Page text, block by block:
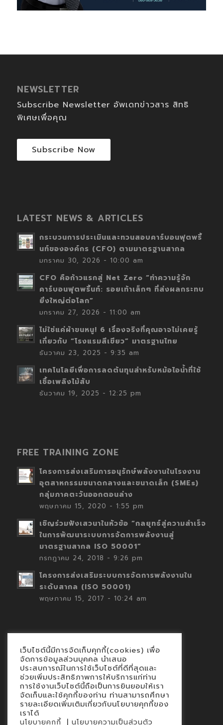
NEWSLETTER
Subscribe Newsletter อัพเดทข่าวสาร สิทธิ
พิเศษเพื่อคุณ
Subscribe Now
LATEST NEWS & ARTICLES
กระบวนการประเมินและทวนสอบคาร์บอนฟุตพริ้
นท์ขององค์กร (CFO) ตามมาตรฐานสากล
มกราคม 30, 2026 - 10:00 am
CFO คือก้าวแรกสู่ Net Zero “ทำความรู้จัก
คาร์บอนฟุตพริ้นท์: รอยเท้าเล็กๆ ที่ส่งผลกระทบ
ยิ่งใหญ่ต่อโลก”
มกราคม 27, 2026 - 11:00 am
ไม่ใช่แค่ผ้าขนหนู! 6 เรื่องจริงที่คุณอาจไม่เคยรู้
เกี่ยวกับ “โรงแรมสีเขียว” มาตรฐานไทย
ธันวาคม 23, 2025 - 9:35 am
เทคโนโลยีเพื่อการลดต้นทุนสำหรับหม้อไอน้ำที่ใช้
เชื้อเพลิงไม้สับ
ธันวาคม 19, 2025 - 12:25 pm
FREE TRAINING ZONE
โครงการส่งเสริมการอนุรักษ์พลังงานในโรงงาน
อุตสาหกรรมขนาดกลางและขนาดเล็ก (SMEs)
กลุ่มภาคตะวันออกตอนล่าง
พฤษภาคม 15, 2020 - 1:55 pm
เชิญร่วมฟังเสวนาในหัวข้อ “กลยุทธ์สู่ความสำเร็จ
ในการพัฒนาระบบการจัดการพลังงานสู่
มาตรฐานสากล ISO 50001”
กรกฎาคม 24, 2018 - 9:26 pm
โครงการส่งเสริมระบบการจัดการพลังงานใน
ระดับสากล (ISO 50001)
พฤษภาคม 15, 2017 - 10:24 am
Contact
นโยบายคุกกี้
นโยบายข้อมูลส่วนบุคคล
เว็บไซต์นี้มีการจัดเก็บคุกกี้(cookies) เพื่อ
จัดการข้อมูลส่วนบุคคล นำเสนอ
ประสบการณ์ในการใช้เว็บไซต์ที่ดีที่สุดและ
ช่วยเพิ่มประสิทธิภาพการให้บริการแก่ท่าน
การใช้งานเว็บไซต์นี้ถือเป็นการยินยอมให้เรา
จัดเก็บและใช้คุกกี้ของท่าน ท่านสามารถศึกษา
รายละเอียดเพิ่มเติมเกี่ยวกับนโยบายคุกกี้ของ
เราได้
นโยบายคุกกี้ | นโยบายความเป็นส่วนตัว